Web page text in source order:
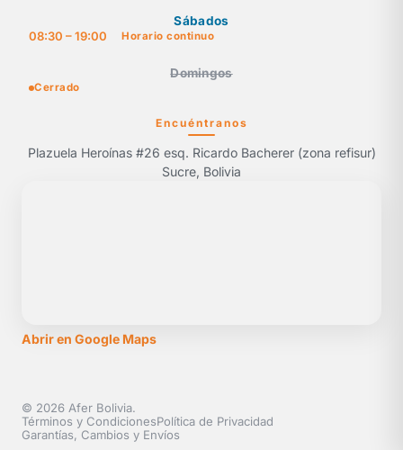
Sábados
08:30 – 19:00
Horario continuo
Domingos
Cerrado
Encuéntranos
Plazuela Heroínas #26 esq. Ricardo Bacherer (zona refisur)
Sucre, Bolivia
Abrir en Google Maps
© 2026 Afer Bolivia.
Términos y CondicionesPolítica de Privacidad
Garantías, Cambios y Envíos